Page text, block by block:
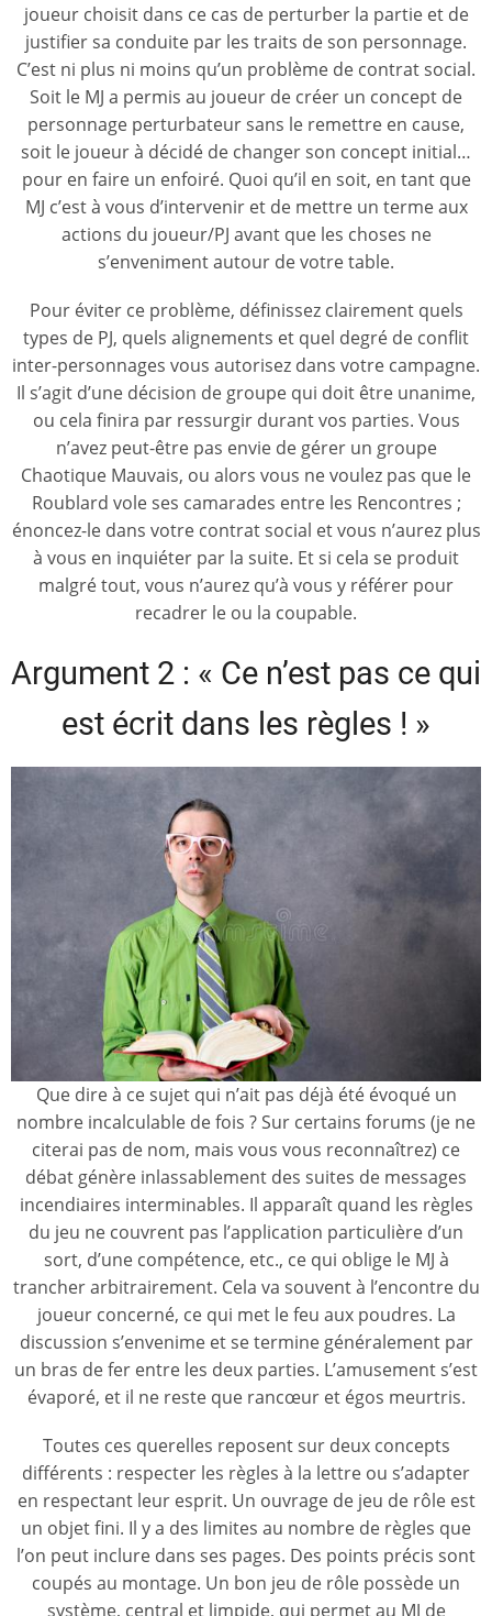
joueur choisit dans ce cas de perturber la partie et de
justifier sa conduite par les traits de son personnage.
C’est ni plus ni moins qu’un problème de contrat social.
Soit le MJ a permis au joueur de créer un concept de
personnage perturbateur sans le remettre en cause,
soit le joueur à décidé de changer son concept initial…
pour en faire un enfoiré. Quoi qu’il en soit, en tant que
MJ c’est à vous d’intervenir et de mettre un terme aux
actions du joueur/PJ avant que les choses ne
s’enveniment autour de votre table.
Pour éviter ce problème, définissez clairement quels
types de PJ, quels alignements et quel degré de conflit
inter-personnages vous autorisez dans votre campagne.
Il s’agit d’une décision de groupe qui doit être unanime,
ou cela finira par ressurgir durant vos parties. Vous
n’avez peut-être pas envie de gérer un groupe
Chaotique Mauvais, ou alors vous ne voulez pas que le
Roublard vole ses camarades entre les Rencontres ;
énoncez-le dans votre contrat social et vous n’aurez plus
à vous en inquiéter par la suite. Et si cela se produit
malgré tout, vous n’aurez qu’à vous y référer pour
recadrer le ou la coupable.
Argument 2 : « Ce n’est pas ce qui
est écrit dans les règles ! »
Que dire à ce sujet qui n’ait pas déjà été évoqué un
nombre incalculable de fois ? Sur certains forums (je ne
citerai pas de nom, mais vous vous reconnaîtrez) ce
débat génère inlassablement des suites de messages
incendiaires interminables. Il apparaît quand les règles
du jeu ne couvrent pas l’application particulière d’un
sort, d’une compétence, etc., ce qui oblige le MJ à
trancher arbitrairement. Cela va souvent à l’encontre du
joueur concerné, ce qui met le feu aux poudres. La
discussion s’envenime et se termine généralement par
un bras de fer entre les deux parties. L’amusement s’est
évaporé, et il ne reste que rancœur et égos meurtris.
Toutes ces querelles reposent sur deux concepts
différents : respecter les règles à la lettre ou s’adapter
en respectant leur esprit. Un ouvrage de jeu de rôle est
un objet fini. Il y a des limites au nombre de règles que
l’on peut inclure dans ses pages. Des points précis sont
coupés au montage. Un bon jeu de rôle possède un
système, central et limpide, qui permet au MJ de